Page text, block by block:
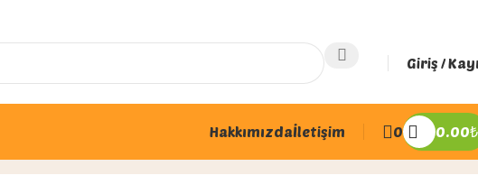
Giriş /
Hakkımızdaİletişim 0 0.00₺